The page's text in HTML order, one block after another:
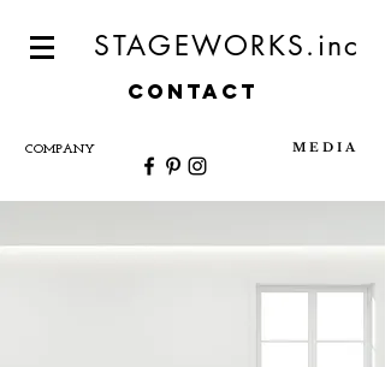
STAGEWORKS.inc
CONTACT
COMPANY M E D I A